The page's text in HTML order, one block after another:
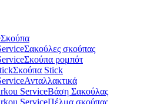
Σκούπα
Σακούλες σκούπας
Σκούπα ρομπότ
Σκούπα Stick
Ανταλλακτικά
Βάση Σακούλας
Πέλμα σκούπας